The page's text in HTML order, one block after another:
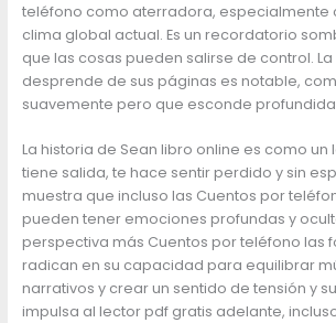
teléfono como aterradora, especialmente
clima global actual. Es un recordatorio
que las cosas pueden salirse de control.
desprende de sus páginas es notable,
suavemente pero que esconde
La historia de Sean libro online​ es como un
tiene salida, te hace sentir perdido y sin
muestra que incluso las Cuentos por
pueden tener emociones profundas y
perspectiva más Cuentos por teléfono las
radican en su capacidad para equilibrar
narrativos y crear un sentido de tensión y
impulsa al lector pdf gratis adelante,